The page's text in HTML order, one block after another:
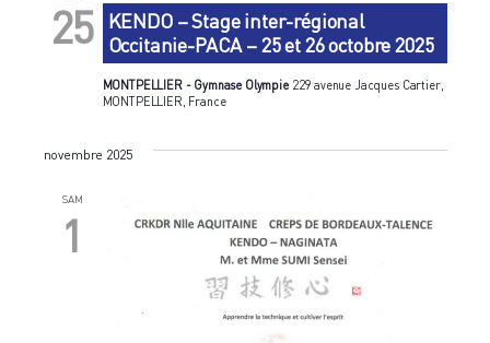
25
KENDO – Stage inter-régional
Occitanie-PACA – 25 et 26 octobre 2025
MONTPELLIER - Gymnase Olympie 229 avenue Jacques Cartier,
MONTPELLIER, France
novembre 2025
SAM
1